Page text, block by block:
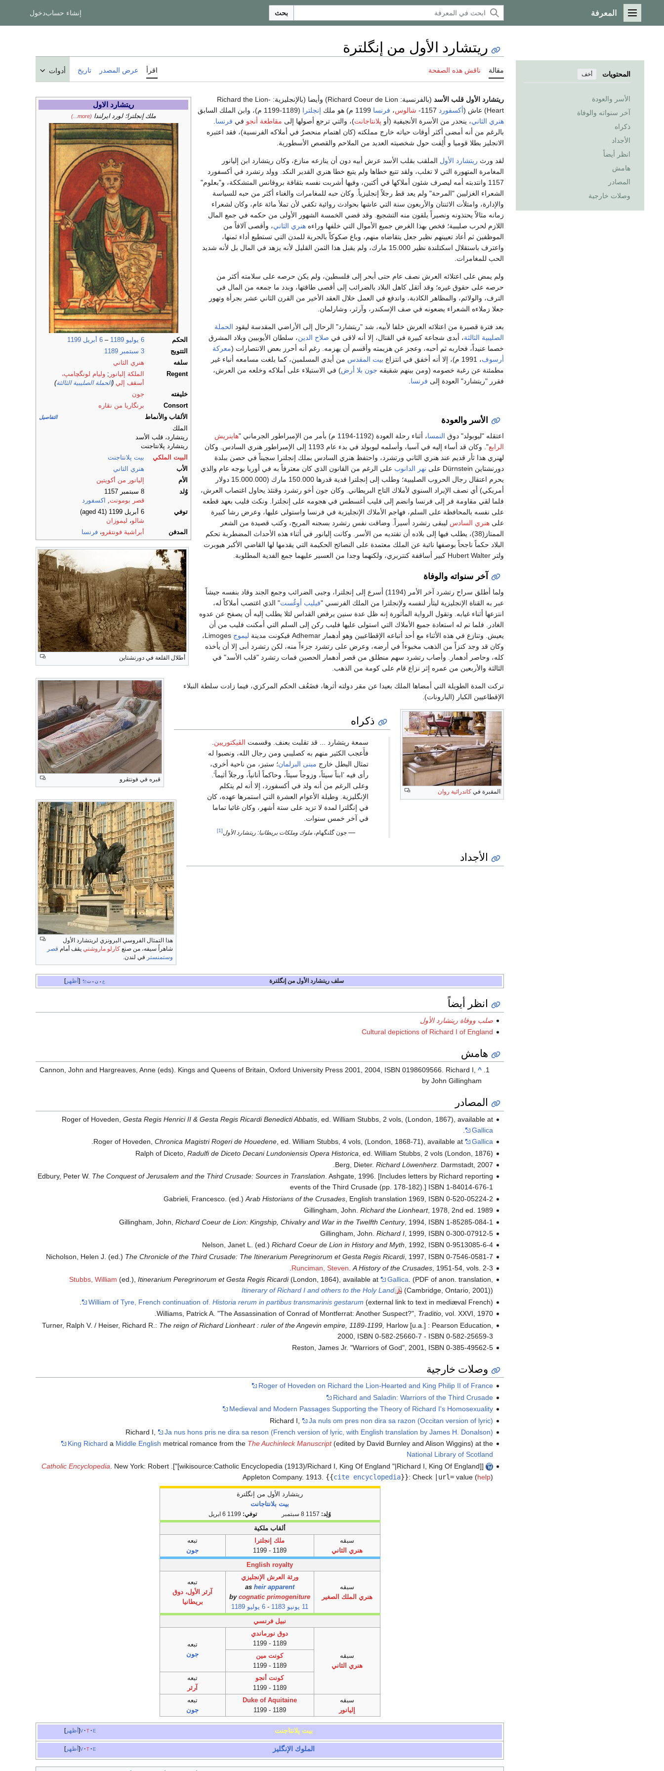
القائمة الرئيسية
المعرفة بحث إنشاء حسابدخول
المحتويات أخف
الأسر والعودة
آخر سنواته والوفاة
ذكراه
الأجداد
انظر أيضاً
هامش
المصادر
وصلات خارجية
ريتشارد الأول من إنگلترة
مقالة ناقش هذه الصفحة اقرأ عرض المصدر تاريخ أدوات
ريتشارد الاول
ملك إنجلترا؛ لورد ايرلندا (more...)
الحكم 6 يوليو 1189
– 6 أبريل
1199
التتويج
3 سبتمبر
1189
سلفه
هنري الثاني
Regent
الملكة إليانور ; وليام لونگچامپ،
أسقف إلي (الحملة الصليبية الثالثة)
خليفته
جون
Consort
برنگاريا من نڤاره
التفاصيل
الألقاب والأنماط
الملك
ريتشارد، قلب الأسد
ريتشارد پلانتاجنت
البيت الملكي
بيت پلانتاجنت
الأب
هنري الثاني
الأم
إليانور من أكويتين
وُلد
8 سبتمبر 1157
قصر بومونت,
اكسفورد
توفي
6 أبريل 1199
(aged 41)
شالو، ليموزان
المدفن
أبراشية فونتڤرو، فرنسا
ريتشارد الأول قلب الأسد
(بالفرنسية: Richard Coeur de Lion) وأيضا (بالإنجليزية: Richard the Lion-
Heart) عاش (
أكسفورد شالوس، فرنسا إنجلترا (1189-1199 م)، وابن الملك السابق
هنري الثاني، ينحدر من الأسرة الأنجيفية (أو پلانتاجانت)، والتي ترجع أصولها إلى مقاطعة أنجو في فرنسا
بالرغم من أنه أمضى أكثر أوقات حياته خارج مملكته (كان اهتمام منحصرٌ في أملاكه الفرنسية)، فقد اعتبره
الانجليز بطلا قوميا و أُلِفت حول شخصيته العديد من الملاحم والقصص الأسطورية.
لقد ورث ريتشارد الأول الملقب بقلب الأسد عرش أبيه دون أن ينازعه منازع، وكان ريتشارد ابن إليانور
المغامرة المتهورة التي لا تغلب، ولقد تتبع خطاها ولم يتبع خطا هنري القدير النكد. وولد رتشرد في أكسفورد
1157 وانتدبته أمه ليصرف شئون أملاكها في أكتين، وفيها أشربت نفسه بثقافة بروفانس المتشككة، و"بعلوم"
الشعراء الغزليين "المرحة" ولم يعد قط رجلاً إنجليزياً. وكان حبه للمغامرات والغناء أكثر من حبه للسياسة
والإدارة، وامتلأت الاثنتان والأربعون سنة التي عاشها بحوادث روائية تكفي لأن تملأ مائة عام، وكان لشعراء
زمانه مثالاً يحتذونه ونصيراً يلقون منه التشجيع. وقد قضي الخمسة الشهور الأولى من حكمه في جمع المال
اللازم لحرب صليبية؛ فخص بهذا الغرض جميع الأموال التي خلفها وراءه هنري الثاني، وأقصى آلافاً من
الموظفين ثم أعاد تعيينهم نظير جعل يتقاضاه منهم، وباع صكوكاً بالحرية للمدن التي تستطيع أداء ثمنها،
واعترف باستقلال اسكتلندة نظير 15.000 مارك، ولم يقبل هذا الثمن القليل لأنه يزهد في المال بل لأنه شديد
الحب للمغامرات.
ولم يمض على اعتلائه العرش نصف عام حتى أبحر إلى فلسطين، ولم يكن حرصه على سلامته أكثر من
حرصه على حقوق غيره؛ وقد أثقل كاهل البلاد بالضرائب إلى أقصى طاقتها، وبدد ما جمعه من المال في
الترف، والولائم، والمظاهر الكاذبة، واندفع في العمل خلال العقد الأخير من القرن الثاني عشر بجرأة وتهور
جعلا زملاءه الشعراء يضعونه في صف الإسكندر، وآرثر، وشارلمان.
بعد فترة قصيرة من اعتلائه العرش خلفا لأبيه، شد "ريتشارد" الرحال إلى الأراضي المقدسة ليقود الحملة
الصليبية الثالثة، أبدى شجاعة كبيرة في القتال، إلا أنه لاقى في صلاح الدين، سلطان الأيوبيين وبلاد المشرق
خصما عنيداً، فحاربه ثم أحبه، وعجز عن هزيمته وأقسم أن يهزمه. رغم أنه أحرز بعض الانتصارات (معركة
أرسوف، 1991 م)، إلا أنه أخفق في انتزاع بيت المقدس من أيدي المسلمين، كما بلغت مسامعه أنباء غير
مطمئنة عن رغبة خصومه (ومن بينهم شقيقه جون بلا أرض) في الاستيلاء على أملاكه وخلعه من العرش،
فقرر "ريتشارد" العودة إلى فرنسا
الأسر والعودة
أطلال القلعة في دورنشتاين
اعتقله "ليوبولد" دوق النمسا، أثناء رحلة العودة (1192-1194 م) بأمر من الإمبراطور الجرماني "
هاينريش
الرابع
". وكان قد أساء إليه في آسيا، وأسلمه ليوبولد في بدء عام 1193 إلى الإمبراطور هنري السادس. وكان
لهنري هذا ثأر قديم عند هنري الثاني ورتشرد، واحتفظ هنري السادس بملك إنجلترا سجيناً في حصن ببلدة
دورنشتاين Dürnstein على
نهر الدانوب على الرغم من القانون الذي كان معترفاً به في أوربا بوجه عام والذي
يحرم اعتقال رجال الحروب الصليبية؛ وطلب إلى إنجلترا فدية قدرها 150.000 مارك (15.000.000 دولار
أمريكي) أي نصف الإيراد السنوي لأملاك التاج البريطاني. وكان جون أخو رتشرد وقتئذ يحاول اغتصاب العرش،
فلما لقي مقاومة فر إلى فرنسا وانضم إلى فليب أغسطس في هجومه على إنجلترا. ونكث فليب بعهد قطعه
على نفسه بالمحافظة على السلم، فهاجم الأملاك الإنجليزية في فرنسا واستولى عليها، وعرض رشا كبيرة
على هنري السادس ليبقى رتشرد أسيراً. وضاقت نفس رتشرد بسجنه المريح، وكتب قصيدة من الشعر
الممتاز(38)، يطلب فيها إلى بلاده أن تفتديه من الأسر. وكانت إليانور في أثناء هذه الأحداث المضطربة تحكم
البلاد حكماً ناجحاً بوصفها نائبة عن الملك معتمدة على النصائح الحكيمة التي يقدمها لها القاضي الأكبر هيوبرت
ولتر Hubert Walter كبير أساقفة كنتربري، ولكنهما وجدا من العسير عليهما جمع الفدية المطلوبة.
آخر سنواته والوفاة
قبره في فونتڤرو
ولما أطلق سراح رتشرد آخر الأمر (1194) أسرع إلى إنجلترا، وجبى الضرائب وجمع الجند وقاد بنفسه جيشاً
عبر به القناة الإنجليزية ليثأر لنفسه ولإنجلترا من الملك الفرنسي "فيليب أوغُست" الذي اغتصب أملاكاً له،
انتزعها أثناء غيابه. وتقول الرواية المأثورة إنه ظل عدة سنين يرفض القداس لئلا يطلب إليه أن يصفح عن عدوه
الغادر. فلما تم له استعادة جميع الأملاك التي استولى عليها فليب ركن إلى السلم التي أمكنت فليب من أن
يعيش. وتنازع في هذه الأثناء مع أحد أتباعه الإقطاعيين وهو أدهمار Adhemar فيكونت مدينة
ليموج
Limoges،
وكان قد وجد كنزاً من الذهب مخبوءاً في أرضه، وعرض على رتشرد جزءاً منه، لكن رتشرد أبى إلا أن يأخذه
كله، وحاصر أدهمار. وأصاب رتشرد سهم منطلق من قصر أدهمار الحصين فمات رتشرد "قلب الأسد" في
الثالثة والأربعين من عمره إثر نزاع قام على كومة من الذهب.
تركت المدة الطويلة التي أمضاها الملك بعيدا عن مقر دولته أثرها، فضَعُف الحكم المركزي، فيما زادت سلطة النبلاء
الإقطاعيين الكبار (البارونات).
المقبرة في كاتدرائية روان
ذكراه
هذا التمثال الفروسي البرونزي لريتشارد الأول
شاهراً سيفه، من صنع كارلو ماروشتي يقف أمام قصر
وستمنستر في لندن.
سمعة ريتشارد ... قد تقلبت بعنف. وقسمت الڤيكتوريين
فأَعجب الكثير منهم به كصليبي ومن رجال الله، ونصبوا له
تمثال البطل خارج مبنى البرلمان؛ ستبز، من ناحية أخرى،
رأى فيه ’ابناً سيئاً، وزوجاً سيئاً، وحاكماً أنانياً، ورجلاً أثيماً‘.
وعلى الرغم من أنه ولد في أكسفورد، إلا أنه لم يتكلم
الإنگليزية. وطيلة الأعوام العشرة التي استمرها عهده، كان
في إنگلترا لمدة لا تزيد على ستة أشهر، وكان غائبا تماما
في آخر خمس سنوات.
—جون گلنگهام،ملوك وملكات بريطانيا: ريتشارد الأول[1]
الأجداد
أظهر ع • ن • ت سلف ريتشارد الأول من إنگلترة
انظر أيضاً
صلب ووفاة ريتشارد الأول
Cultural depictions of Richard I of England
هامش
^
Cannon, John and Hargreaves, Anne (eds). Kings and Queens of Britain, Oxford University Press 2001, 2004, ISBN 0198609566. Richard I,
by John Gillingham
المصادر
Roger of Hoveden, Gesta Regis Henrici II & Gesta Regis Ricardi Benedicti Abbatis, ed. William Stubbs, 2 vols, (London, 1867), available at
Gallica
Roger of Hoveden, Chronica Magistri Rogeri de Houedene, ed. William Stubbs, 4 vols, (London, 1868-71), available at Gallica
Ralph of Diceto, Radulfi de Diceto Decani Lundoniensis Opera Historica , ed. William Stubbs, 2 vols (London, 1876)
Berg, Dieter. Richard Löwenherz. Darmstadt, 2007.
Edbury, Peter W. The Conquest of Jerusalem and the Third Crusade: Sources in Translation. Ashgate, 1996. [Includes letters by Richard reporting
events of the Third Crusade (pp. 178-182).] ISBN 1-84014-676-1
Gabrieli, Francesco. (ed.) Arab Historians of the Crusades, English translation 1969, ISBN 0-520-05224-2
Gillingham, John. Richard the Lionheart, 1978, 2nd ed. 1989
Gillingham, John, Richard Coeur de Lion: Kingship, Chivalry and War in the Twelfth Century, 1994, ISBN 1-85285-084-1
Gillingham, John. Richard I, 1999, ISBN 0-300-07912-5
Nelson, Janet L. (ed.) Richard Coeur de Lion in History and Myth, 1992, ISBN 0-9513085-6-4
Nicholson, Helen J. (ed.) The Chronicle of the Third Crusade: The Itinerarium Peregrinorum et Gesta Regis Ricardi, 1997, ISBN 0-7546-0581-7
Runciman, Steven A History of the Crusades, 1951-54, vols. 2-3.
Stubbs, William (ed.), Itinerarium Peregrinorum et Gesta Regis Ricardi(London, 1864), available at Gallica. (PDF of anon. translation,
Itinerary of Richard I and others to the Holy Land
(Cambridge, Ontario, 2001))
William of Tyre, French continuation of. Historia rerum in partibus transmarinis gestarum (external link to text in mediæval French).
Williams, Patrick A. "The Assassination of Conrad of Montferrat: Another Suspect?", Traditio, vol. XXVI, 1970.
Turner, Ralph V. / Heiser, Richard R.: The reign of Richard Lionheart : ruler of the Angevin empire, 1189-1199, Harlow [u.a.] : Pearson Education,
2000, ISBN 0-582-25660-7 - ISBN 0-582-25659-3
Reston, James Jr. "Warriors of God", 2001, ISBN 0-385-49562-5
وصلات خارجية
Roger of Hoveden on Richard the Lion-Hearted and King Philip II of France
Richard and Saladin: Warriors of the Third Crusade
Medieval and Modern Passages Supporting the Theory of Richard I's Homosexuality
Richard I,
Ja nuls om pres non dira sa razon (Occitan version of lyric)
Richard I,
Ja nus hons pris ne dira sa reson (French version of lyric, with English translation by James H. Donalson)
King Richard a Middle English metrical romance from the The Auchinleck Manuscript(edited by David Burnley and Alison Wiggins) at the
National Library of Scotland
[[wikisource:Catholic Encyclopedia (1913)/Richard I, King Of England "|Richard I, King Of England]"].
Catholic Encyclopedia . New York: Robert
Appleton Company. 1913.
{{cite encyclopedia}}: Check |url=value (help)
ريتشارد الأول من إنگلترة
بيت بلانتاجانت
وُلِد: توفي:
ألقاب ملكية
سبقه
هنري الثاني
ملك إنجلترا
1189 - 1199
تبعه
جون
English royalty
سبقه
هنري الملك الصغير
ورثة العرش الإنجليزي
as heir apparent
by cognatic primogeniture
11 يونيو
1183
-6 يوليو 1189
تبعه
آرثر الأول، دوق
بريطانيا
نبيل فرنسي
سبقه
هنري الثاني
دوق نورماندي
1189 - 1199
تبعه
جون
كونت مين
1189 - 1199
كونت أنجو
1189 - 1199
تبعه
آرثر
سبقه
إليانور
Duke of Aquitaine
1189 - 1199
تبعه
جون
أظهر v t e بيت پلانتاجنت
أظهر v t e الملوك الإنگليز